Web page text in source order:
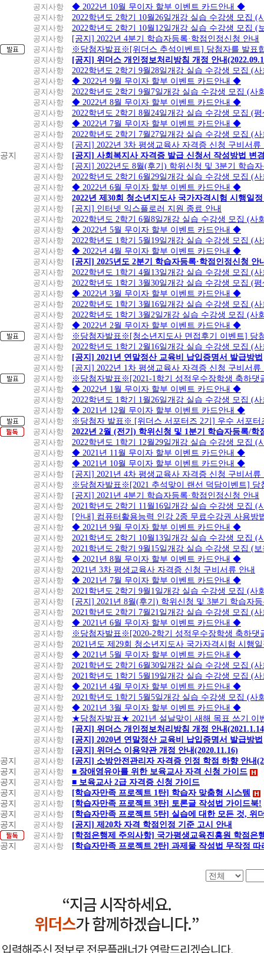
공지사항
◆ 2022년 10월 무이자 할부 이벤트 카드안내 ◆
공지사항
2022학년도 2학기 10월26일개강 실습 수강생 모집 (
공지사항
2022학년도 2학기 10월12일개강 실습 수강생 모집 (
공지사항
[공지] 2022년 4분기 학습자등록·학점인정신청 안내
공지사항
※당첨자발표※[위더스 추석이벤트] 당첨자를 발표
공지사항
[공지] 위더스 개인정보처리방침 개정 안내
공지사항
2022학년도 2학기 9월28일개강 실습 수강생 모집 (
공지사항
◆ 2022년 9월 무이자 할부 이벤트 카드안내 ◆
공지사항
2022학년도 2학기 9월7일개강 실습 수강생 모집 (사
공지사항
◆ 2022년 8월 무이자 할부 이벤트 카드안내 ◆
공지사항
2022학년도 2학기 8월24일개강 실습 수강생 모집 (
공지사항
◆ 2022년 7월 무이자 할부 이벤트 카드안내 ◆
공지사항
2022학년도 2학기 7월27일개강 실습 수강생 모집 (
공지사항
[공지] 2022년 3차 평생교육사 자격증 신청 구비서류
공지
공지사항
[공지] 사회복지사 자격증 발급 신청서 작성방법 변
공지사항
[공지] 2022년도 8월(후기) 학위신청 및 3분기 학습
공지사항
2022학년도 2학기 6월29일개강 실습 수강생 모집 (
공지사항
◆ 2022년 6월 무이자 할부 이벤트 카드안내 ◆
공지사항
2022년 제30회 청소년지도사 국가자격시험 시행일
공지사항
[공지] 인터넷 익스플로러 지원 종료 안내
공지사항
2022학년도 2학기 6월8일개강 실습 수강생 모집 (사
공지사항
◆ 2022년 5월 무이자 할부 이벤트 카드안내 ◆
공지사항
2022학년도 1학기 5월19일개강 실습 수강생 모집 (
공지사항
◆ 2022년 4월 무이자 할부 이벤트 카드안내 ◆
공지사항
[공지] 2025년도 2분기 학습자등록·학점인정신청 안
공지사항
2022학년도 1학기 4월13일개강 실습 수강생 모집 (
공지사항
2022학년도 1학기 3월30일개강 실습 수강생 모집 (
공지사항
◆ 2022년 3월 무이자 할부 이벤트 카드안내 ◆
공지사항
2022학년도 1학기 3월16일개강 실습 수강생 모집 (
공지사항
2022학년도 1학기 3월2일개강 실습 수강생 모집 (사
공지사항
◆ 2022년 2월 무이자 할부 이벤트 카드안내 ◆
공지사항
※당첨자발표※[청소년지도사 면접후기 이벤트] 당
공지사항
2022학년도 1학기 2월16일개강 실습 수강생 모집 (
공지사항
[공지] 2021년 연말정산 교육비 납입증명서 발급방법
공지사항
[공지] 2022년 1차 평생교육사 자격증 신청 구비서류
공지사항
※당첨자발표※[2021-1학기 성적우수장학생 축하댓
공지사항
◆ 2022년 1월 무이자 할부 이벤트 카드안내 ◆
공지사항
2022학년도 1학기 1월26일개강 실습 수강생 모집 (
공지사항
◆ 2021년 12월 무이자 할부 이벤트 카드안내 ◆
공지사항
※당첨자 발표※ [위더스 서포터즈 2기] 우수 서포터
공지사항
2022년 2월 (전기) 학위신청 및 1분기 학습자등록/학
공지사항
2022학년도 1학기 12월29일개강 실습 수강생 모집 (
공지사항
◆ 2021년 11월 무이자 할부 이벤트 카드안내 ◆
공지사항
◆ 2021년 10월 무이자 할부 이벤트 카드안내 ◆
공지사항
[공지] 2021년 4차 평생교육사 자격증 신청 구비서류
공지사항
※당첨자발표※[2021 추석맞이 랜선 덕담이벤트] 당
공지사항
[공지] 2021년 4분기 학습자등록·학점인정신청 안내
공지사항
2021학년도 2학기 11월16일개강 실습 수강생 모집 (
공지사항
[안내] 컴퓨터활용능력 인강 2종 무료수강권 사용방
공지사항
◆ 2021년 9월 무이자 할부 이벤트 카드안내 ◆
공지사항
2021학년도 2학기 10월13일개강 실습 수강생 모집 (
공지사항
2021학년도 2학기 9월15일개강 실습 수강생 모집 (
공지사항
◆ 2021년 8월 무이자 할부 이벤트 카드안내 ◆
공지사항
2021년 3차 평생교육사 자격증 신청 구비서류 안내
공지사항
◆ 2021년 7월 무이자 할부 이벤트 카드안내 ◆
공지사항
2021학년도 2학기 9월1일개강 실습 수강생 모집 (사
공지사항
[공지] 2021년 8월(후기) 학위신청 및 3분기 학습자
공지사항
2021학년도 2학기 7월21일개강 실습 수강생 모집 (
공지사항
◆ 2021년 6월 무이자 할부 이벤트 카드안내 ◆
공지사항
※당첨자발표※[2020-2학기 성적우수장학생 축하댓
공지사항
2021년도 제29회 청소년지도사 국가자격시험 시행
공지사항
◆ 2021년 5월 무이자 할부 이벤트 카드안내 ◆
공지사항
2021학년도 2학기 6월30일개강 실습 수강생 모집 (
공지사항
2021학년도 1학기 5월19일개강 실습 수강생 모집 (
공지사항
◆ 2021년 4월 무이자 할부 이벤트 카드안내 ◆
공지사항
2021학년도 1학기 5월5일개강 실습 수강생 모집 (사
공지사항
◆ 2021년 3월 무이자 할부 이벤트 카드안내 ◆
공지사항
★당첨자발표★ 2021년 설날맞이 새해 목표 쓰기 이
공지사항
[공지] 위더스 개인정보처리방침 개정 안내
공지사항
[공지] 2020년 연말정산 교육비 납입증명서 발급방법
공지사항
[공지] 위더스 이용약관 개정 안내(2020.11.16)
공지
공지사항
[공지] 소방안전관리자 자격증 인정 학점 하향 안내
공지
공지사항
■ 장애영유아를 위한 보육교사 자격 신청 가이드
공지
공지사항
■ 보육교사 2급 자격증 신청 가이드
공지
공지사항
[학습자만족 프로젝트 1탄] 학습자 맞춤형 시스템
공지
공지사항
[학습자만족 프로젝트 3탄] 토론글 작성법 가이드북!
공지
공지사항
[학습자만족 프로젝트 5탄] 실습에 대한 모든 것, 위
공지
공지사항
[공지] 제20차 자격 학점인정 기준 고시 안내
공지사항
[학점은행제 주의사항] 국가평생교육진흥원 학점은
공지
공지사항 [학습자만족 프로젝트 2탄] 과제물 작성법 무작정 따